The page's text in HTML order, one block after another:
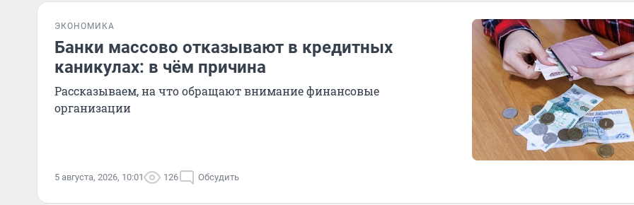
ЭКОНОМИКА
Банки массово отказывают в кредитных
каникулах: в чём причина
Рассказываем, на что обращают внимание финансовые
организации
5 августа, 2026, 10:01 126 Обсудить